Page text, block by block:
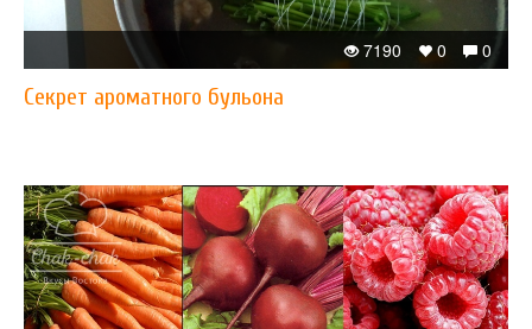
0
0
7190
Секрет ароматного бульона